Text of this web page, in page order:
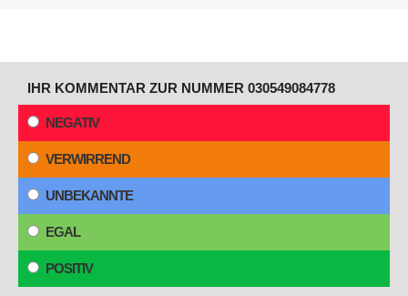
IHR KOMMENTAR ZUR NUMMER 030549084778
NEGATIV
VERWIRREND
UNBEKANNTE
EGAL
POSITIV